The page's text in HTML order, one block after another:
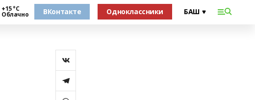
+15 °С
Облачно ВКонтакте Одноклассники